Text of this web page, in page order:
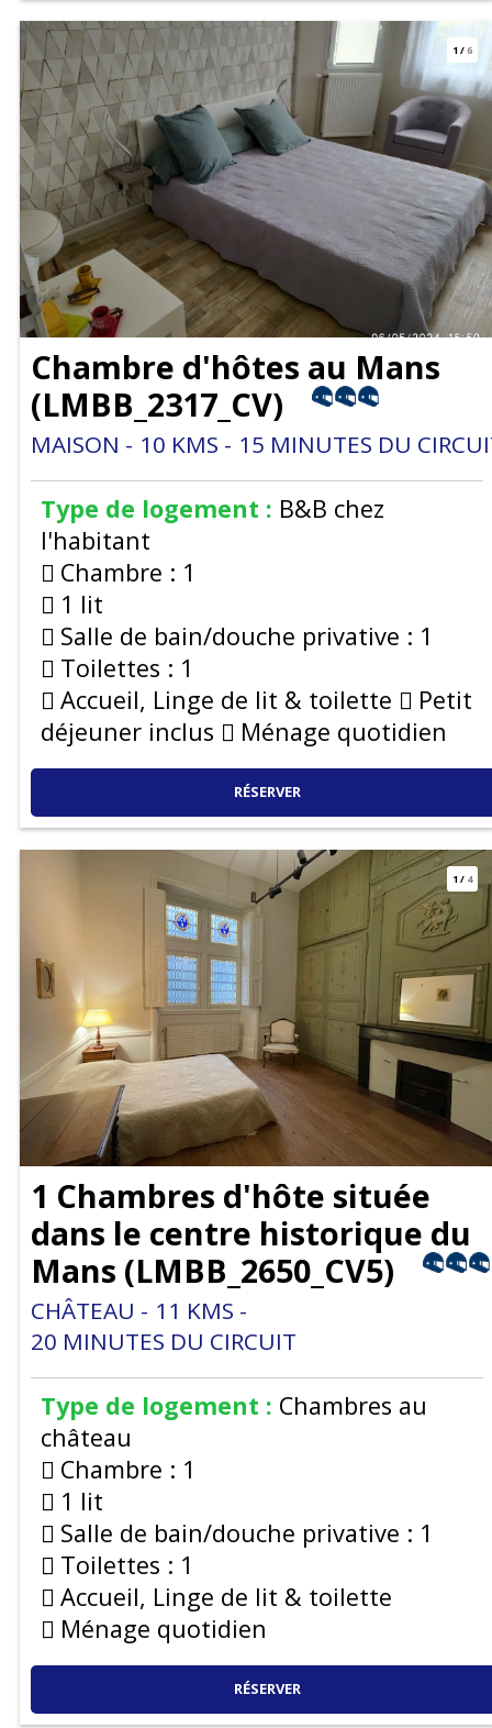
1/6
Chambre d'hôtes au Mans
(LMBB_2317_CV)
MAISON 10 KMS 15 MINUTES DU
Type de logement : B&B chez
l'habitant
Chambre : 1
1 lit
Salle de bain/douche privative : 1
Toilettes : 1
Accueil, Linge de lit & toilette
Petit
déjeuner inclus
Ménage quotidien
RÉSERVER
1/ 4
1 Chambres d'hôte située
dans le centre historique du
Mans (LMBB_2650_CV5)
CHÂTEAU 11 KMS
20 MINUTES DU CIRCUIT
Type de logement : Chambres au
château
Chambre : 1
1 lit
Salle de bain/douche privative : 1
Toilettes : 1
Accueil, Linge de lit & toilette
Ménage quotidien
RÉSERVER